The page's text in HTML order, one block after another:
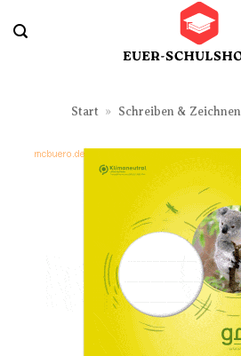
Inhalt
Start » Schreiben & Zeichnen